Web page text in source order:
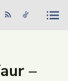
Căutare
–